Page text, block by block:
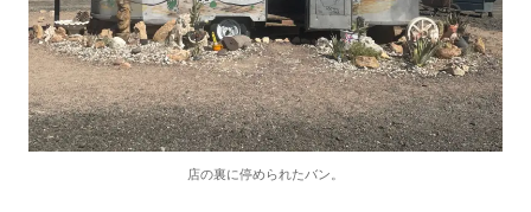
店の裏に停められたバン。